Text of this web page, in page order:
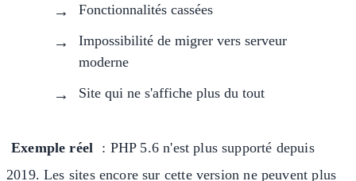
Fonctionnalités cassées
Impossibilité de migrer vers serveur
moderne
Site qui ne s'affiche plus du tout
Exemple réel
: PHP 5.6 n'est plus supporté depuis
2019. Les sites encore sur cette version ne peuvent plus